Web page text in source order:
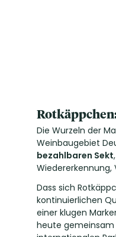
Die Wurzeln der
Weinbaugebiet
bezahlbaren Sekt
Wiedererkennung,
Dass sich
kontinuierlichen
einer klugen
heute